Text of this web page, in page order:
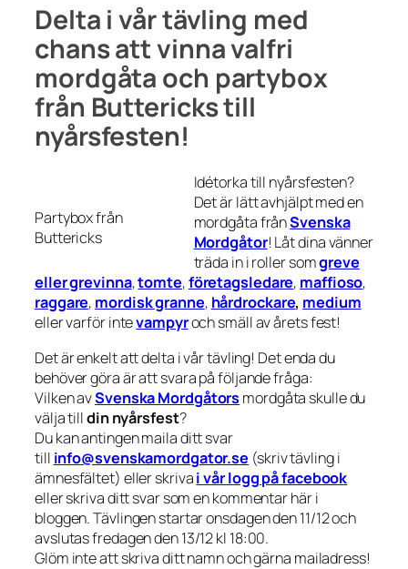
Delta i vår tävling med
chans att vinna valfri
mordgåta och partybox
från Buttericks till
nyårsfesten!
Partybox från
Buttericks
Idétorka till nyårsfesten?
Det är lätt avhjälpt med en
mordgåta frånSvenska
Mordgåtor! Låt dina vänner
träda in i roller somgreve
eller grevinna,tomte,företagsledare, maffioso,
raggare, mordisk granne, hårdrockare, medium
eller varför intevampyroch smäll av årets fest!
Det är enkelt att delta i vår tävling! Det enda du
behöver göra är att svara på följande fråga:
Vilken avSvenska Mordgåtorsmordgåta skulle du
välja tilldin nyårsfest?
Du kan antingen maila ditt svar
till info@svenskamordgator.se (skriv tävling i
ämnesfältet) eller skrivai vår logg på facebook
eller skriva ditt svar som en kommentar här i
bloggen. Tävlingen startar onsdagen den 11/12 och
avslutas fredagen den 13/12 kl 18:00.
Glöm inte att skriva ditt namn och gärna mailadress!